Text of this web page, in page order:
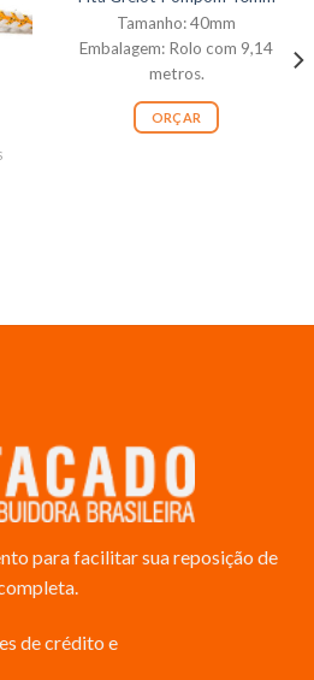
Tamanho: 40mm
Embalagem: Rolo com 9,14
metros.
ORÇAR
para facilitar sua reposição de